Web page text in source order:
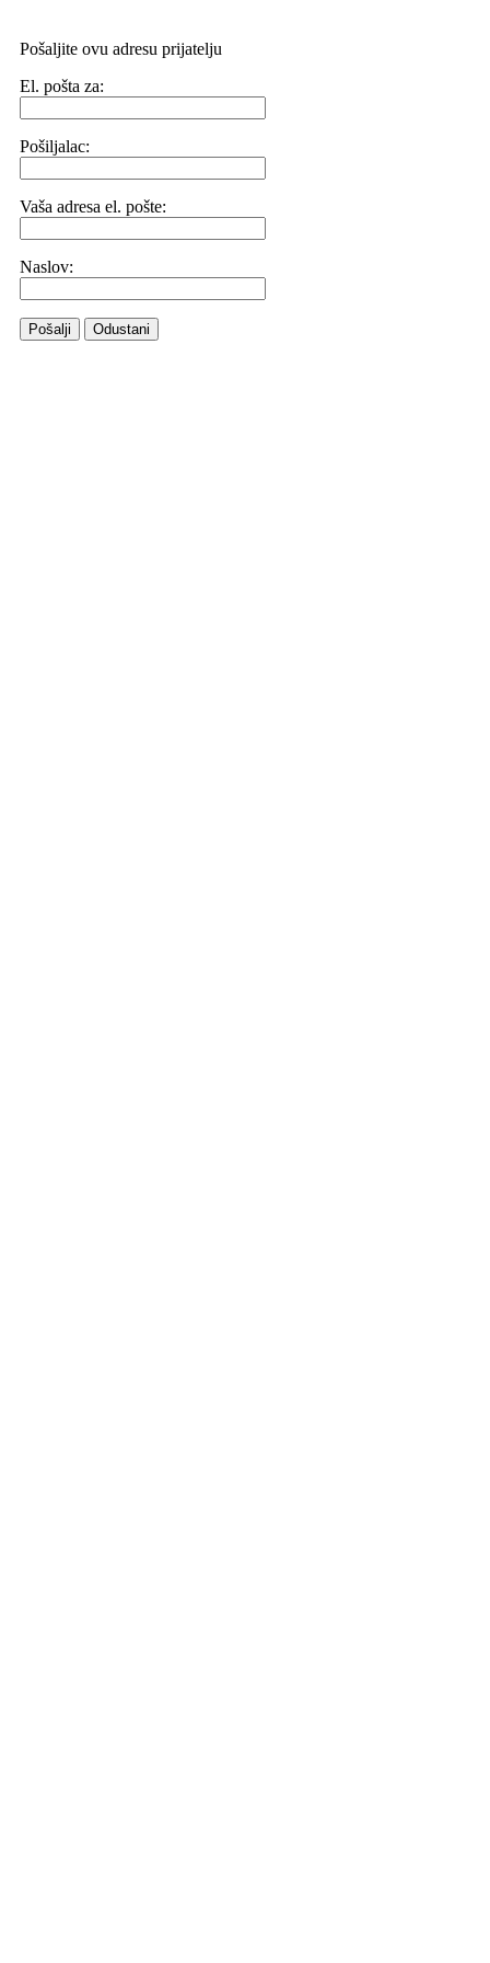
Pošaljite ovu adresu prijatelju
El. pošta za:
Pošiljalac:
Vaša adresa el. pošte:
Naslov:
Pošalji Odustani